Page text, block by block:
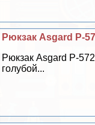
Рюкзак Asgard Р-
Рюкзак Asgard Р-
гoлyбой...